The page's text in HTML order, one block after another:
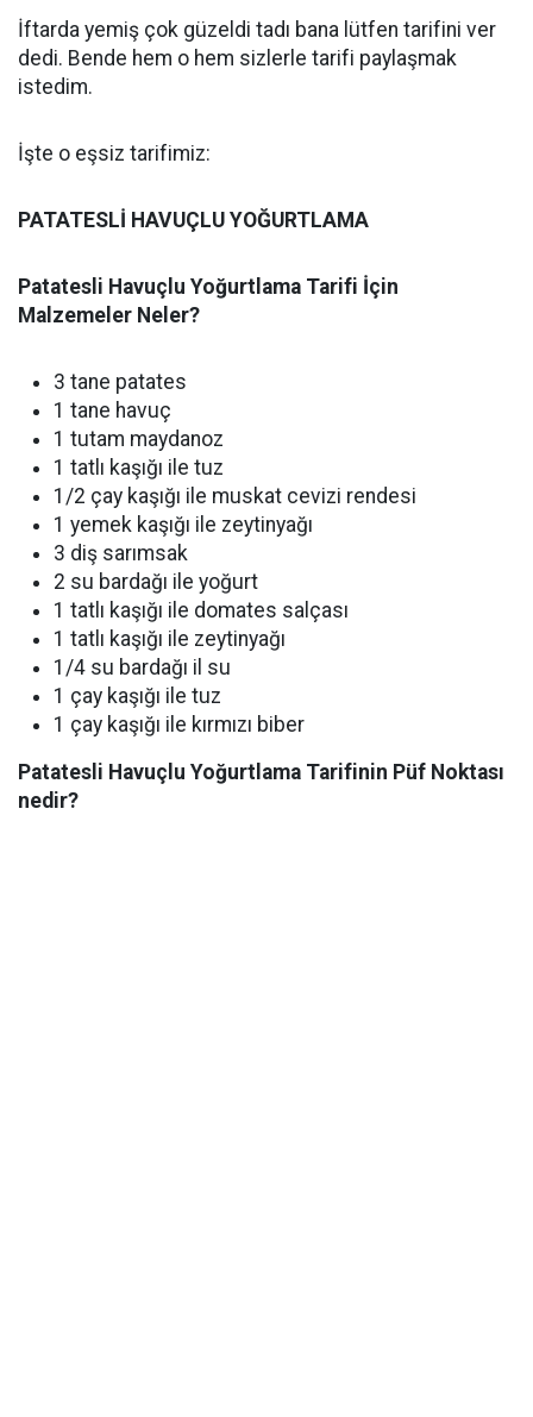
İftarda yemiş çok güzeldi tadı bana lütfen tarifini ver
dedi. Bende hem o hem sizlerle tarifi paylaşmak
istedim.
İşte o eşsiz tarifimiz:
PATATESLİ HAVUÇLU YOĞURTLAMA
Patatesli Havuçlu Yoğurtlama Tarifi İçin
Malzemeler Neler?
3 tane patates
1 tane havuç
1 tutam maydanoz
1 tatlı kaşığı ile tuz
1/2 çay kaşığı ile muskat cevizi rendesi
1 yemek kaşığı ile zeytinyağı
3 diş sarımsak
2 su bardağı ile yoğurt
1 tatlı kaşığı ile domates salçası
1 tatlı kaşığı ile zeytinyağı
1/4 su bardağı il su
1 çay kaşığı ile tuz
1 çay kaşığı ile kırmızı biber
Patatesli Havuçlu Yoğurtlama Tarifinin Püf Noktası
nedir?